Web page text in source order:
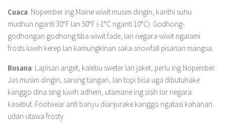
Cuaca: Nopember ing Maine wiwit musim dingin, kanthi suhu
mudhun nganti 30°F lan 50°F (-1°C nganti 10°C). Godhong-
godhongan godhong tiba wiwit fade, lan negara wiwit ngalami
frosts luwih kerep lan kamungkinan saka snowfall pisanan mangsa.
Busana: Lapisan anget, kalebu sweter lan jaket, perlu ing Nopember.
Jas musim dingin, sarung tangan, lan topi bisa uga dibutuhake
kanggo dina sing luwih adhem, utamane ing sisih lor negara
kasebut. Footwear anti banyu dianjurake kanggo ngatasi kahanan
udan utawa frosty.